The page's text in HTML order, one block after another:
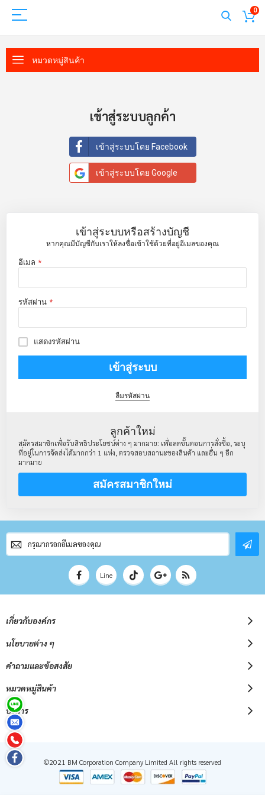
0
หมวดหมู่สินค้า
เข้าสู่ระบบลูกค้า
เข้าสู่ระบบโดย Facebook
เข้าสู่ระบบโดย Google
เข้าสู่ระบบหรือสร้างบัญชี
หากคุณมีบัญชีกับเราให้ลงชื่อเข้าใช้ด้วยที่อยู่อีเมลของคุณ
อีเมล
รหัสผ่าน
แสดงรหัสผ่าน
เข้าสู่ระบบ
ลืมรหัสผ่าน
ลูกค้าใหม่
สมัครสมาชิกเพื่อรับสิทธิประโยชน์ต่าง ๆ มากมาย: เพื่อลดขั้นตอนการสั่งซื้อ, ระบุ
ที่อยู่ในการจัดส่งได้มากกว่า 1 แห่ง, ตรวจสอบสถานะของสินค้า และอื่น ๆ อีก
มากมาย
สมัครสมาชิกใหม่
สมัคร
สมาชิก
จดหมาย
Line
เกี่ยวกับองค์กร
นโยบายต่าง ๆ
คำถามและข้อสงสัย
หมวดหมู่สินค้า
บริการ
©2021 BM Corporation Company Limited All rights reserved